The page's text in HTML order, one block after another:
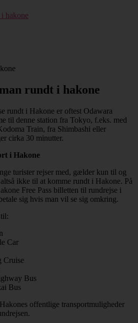
hakone
rundt i hakone
rundt i Hakone er oftest Odawara
til denne station fra Tokyo, f.eks. med
Train, fra Shimbashi eller
cirka 30 minutter.
i Hakone
turister rejser med, gælder kun til og
ikke til at komme rundt i Hakone. På
Free Pass billetten til rundrejse i
sig hvis man vil se sig omkring.
Car
Cruise
Bus
Bus
offentlige transportmuligheder